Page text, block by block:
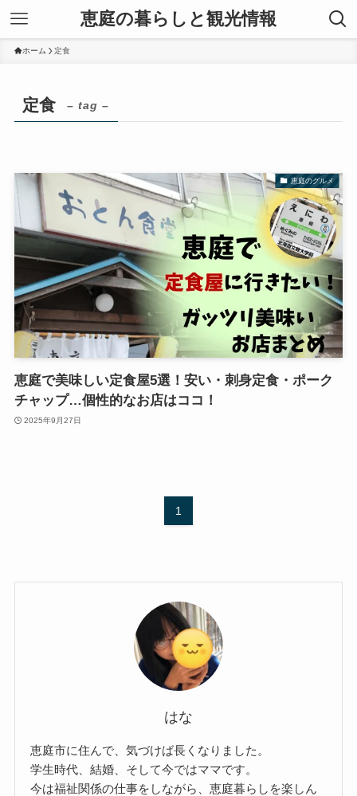
恵庭の暮らしと観光情報
ホーム 定食
定食 – tag –
恵庭のグルメ
恵庭で美味しい定食屋5選！安い・刺身定食・ポーク
チャップ…個性的なお店はココ！
2025年9月27日
1
はな
恵庭市に住んで、気づけば長くなりました。
学生時代、結婚、そして今ではママです。
今は福祉関係の仕事をしながら、恵庭暮らしを楽しん